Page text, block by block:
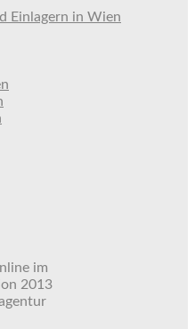
Einlagern in Wien
im
2013